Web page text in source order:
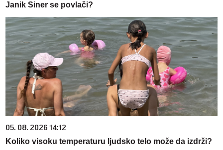
Janik Siner se povlači?
05. 08. 2026 14:12
Koliko visoku temperaturu ljudsko telo može da izdrži?